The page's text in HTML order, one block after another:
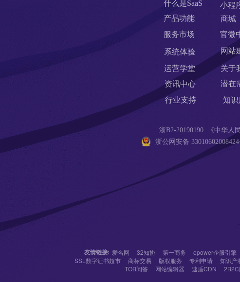
什么是SaaS
产品功能
服务市场
系统体验
运营学堂
小程
商城
官微
网站
关于
资讯中心
行业支持
潜在
浙公网安备
知识
浙B2-20190190  《中华人
友情链接: 爱名网 32知协 第一商务 epower企服引擎
SSL数字证书超市
商标交易 版权服务 专利申请 知识产
TOB问答
网站编辑器 速盾CDN